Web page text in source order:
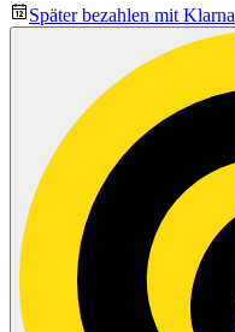
Später bezahlen mit Klarna